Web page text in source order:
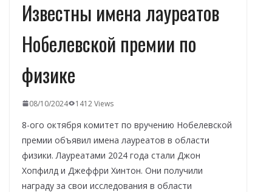
Известны имена лауреатов
Нобелевской премии по
физике
08/10/2024 1412 Views
8-ого октября комитет по вручению Нобелевской
премии объявил имена лауреатов в области
физики. Лауреатами 2024 года стали Джон
Хопфилд и Джеффри Хинтон. Они получили
награду за свои исследования в области